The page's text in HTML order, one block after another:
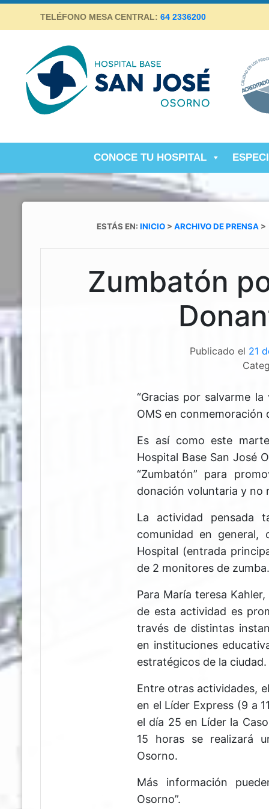
Skip
TELÉFONO MESA CENTRAL: 64 2336200
SALUD DE CALIDAD Y ALTA COMPLEJIDAD PARA LA
CONOCE TU HOSPITAL
ESTÁS EN: INICIO > ARCHIVO DE PRENSA>
Zumbatón
Publicado el 21
“Gracias por salvarme
OMS en conmemoración
Es así como este
Hospital Base San José
“Zumbatón” para
donación voluntaria y no
La actividad pensada
comunidad en
Hospital (entrada
de 2 monitores de zumba.
Para María teresa
de esta actividad es
través de distintas
en instituciones
estratégicos de la ciudad.
Entre otras actividades,
en el Líder Express (9 a
el día 25 en Líder la
15 horas se realizará
Osorno.
Más información
Osorno”.